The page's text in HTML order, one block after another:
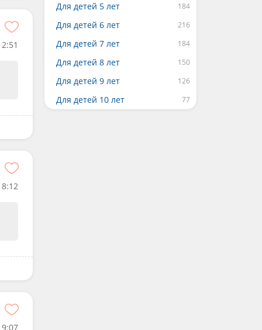
8:12
Для детей 5 лет
Для детей 6 лет
Для детей 7 лет
Для детей 8 лет
Для детей 9 лет
Для детей 10 лет